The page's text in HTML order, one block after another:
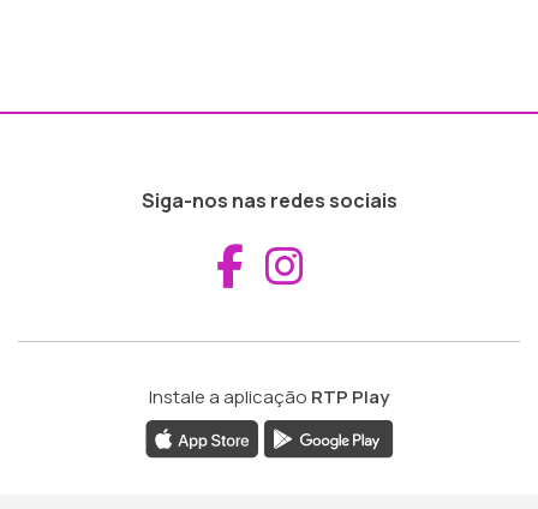
Siga-nos nas redes sociais
Aceder ao
Instale a aplicação RTP Play